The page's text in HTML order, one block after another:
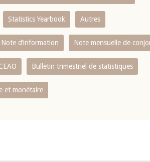
Statistics Yearbook Autres
Note d’information Note mensuelle de
Bulletin trimestriel de statistiques
et monétaire